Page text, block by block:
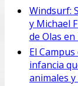
Windsurf:
y Michael
de Olas
El
infancia
animales